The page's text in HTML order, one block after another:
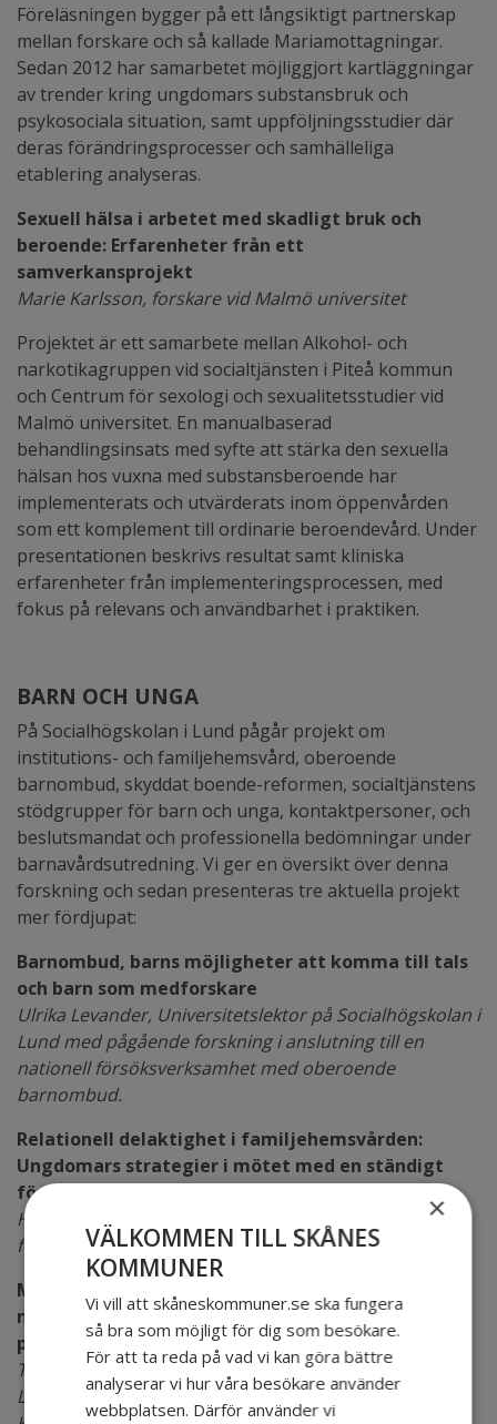
Föreläsningen bygger på ett långsiktigt partnerskap
mellan forskare och så kallade Mariamottagningar.
Sedan 2012 har samarbetet möjliggjort kartläggningar
av trender kring ungdomars substansbruk och
psykosociala situation, samt uppföljningsstudier där
deras förändringsprocesser och samhälleliga
etablering analyseras.
Sexuell hälsa i arbetet med skadligt bruk och
beroende: Erfarenheter från ett
samverkansprojekt
Marie Karlsson, forskare vid Malmö universitet
Projektet är ett samarbete mellan Alkohol- och
narkotikagruppen vid socialtjänsten i Piteå kommun
och Centrum för sexologi och sexualitetsstudier vid
Malmö universitet. En manualbaserad
behandlingsinsats med syfte att stärka den sexuella
hälsan hos vuxna med substansberoende har
implementerats och utvärderats inom öppenvården
som ett komplement till ordinarie beroendevård. Under
presentationen beskrivs resultat samt kliniska
erfarenheter från implementeringsprocessen, med
fokus på relevans och användbarhet i praktiken.
BARN OCH UNGA
På Socialhögskolan i Lund pågår projekt om
institutions- och familjehemsvård, oberoende
barnombud, skyddat boende-reformen, socialtjänstens
stödgrupper för barn och unga, kontaktpersoner, och
beslutsmandat och professionella bedömningar under
barnavårdsutredning. Vi ger en översikt över denna
forskning och sedan presenteras tre aktuella projekt
mer fördjupat:
Barnombud, barns möjligheter att komma till tals
och barn som medforskare
Ulrika Levander, Universitetslektor på Socialhögskolan i
Lund med pågående forskning i anslutning till en
nationell försöksverksamhet med oberoende
barnombud.
Relationell delaktighet i familjehemsvården:
Ungdomars strategier i mötet med en ständigt
föränderlig publik
Helene Hardenstedt, Doktorand inom Forskarskolan
för yrkesverksamma
Marknadisering och omförhandlade relationer
mellan socialtjänst, familjehem och familjer med
placerade barn
Teres Hjärpe, Universitetslektor på Socialhögskolan i
Lund och knuten till FoU Sjuhärad Välfärd vid
×
VÄLKOMMEN TILL SKÅNES
KOMMUNER
Vi vill att skåneskommuner.se ska fungera
så bra som möjligt för dig som besökare.
För att ta reda på vad vi kan göra bättre
analyserar vi hur våra besökare använder
webbplatsen. Därför använder vi